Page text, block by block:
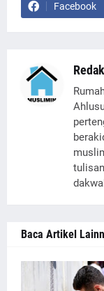
Facebook
Baca Artikel